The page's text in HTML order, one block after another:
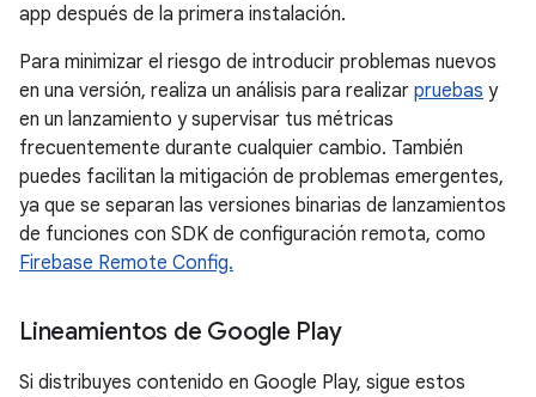
app después de la primera instalación.
Para minimizar el riesgo de introducir problemas nuevos
en una versión, realiza un análisis para realizar pruebas y
en un lanzamiento y supervisar tus métricas
frecuentemente durante cualquier cambio. También
puedes facilitan la mitigación de problemas emergentes,
ya que se separan las versiones binarias de lanzamientos
de funciones con SDK de configuración remota, como
Firebase Remote Config.
Lineamientos de Google Play
Si distribuyes contenido en Google Play, sigue estos